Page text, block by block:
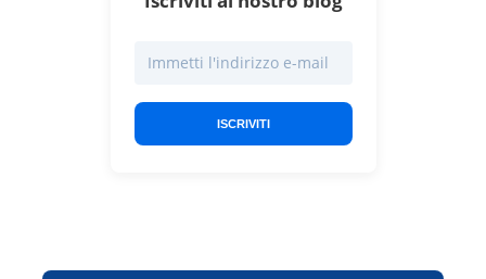
ISCRIVITI